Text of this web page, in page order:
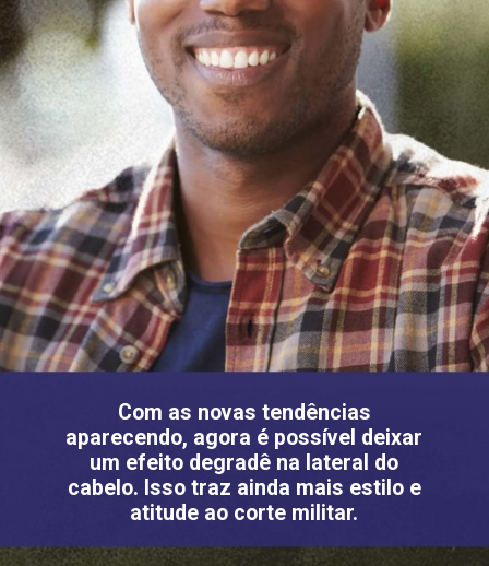
Com as novas tendências
aparecendo, agora é possível deixar
um efeito degradê na lateral do
cabelo. Isso traz ainda mais estilo e
atitude ao corte militar.